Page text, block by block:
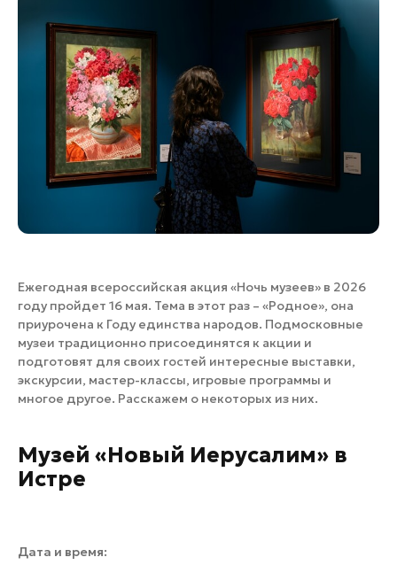
Банные комплексы
Горнолыжные клубы
Спецпроекты
Инвестиционный портал
Федоскинская фабрика
Пикник в Подмосковье
Золотое кольцо России
Войти
Инвесторам
Ежегодная всероссийская акция «Ночь музеев» в 2026
году пройдет 16 мая. Тема в этот раз – «Родное», она
приурочена к Году единства народов. Подмосковные
музеи традиционно присоединятся к акции и
подготовят для своих гостей интересные выставки,
экскурсии, мастер-классы, игровые программы и
многое другое. Расскажем о некоторых из них.
Музей «Новый Иерусалим» в
Истре
Дата и время: